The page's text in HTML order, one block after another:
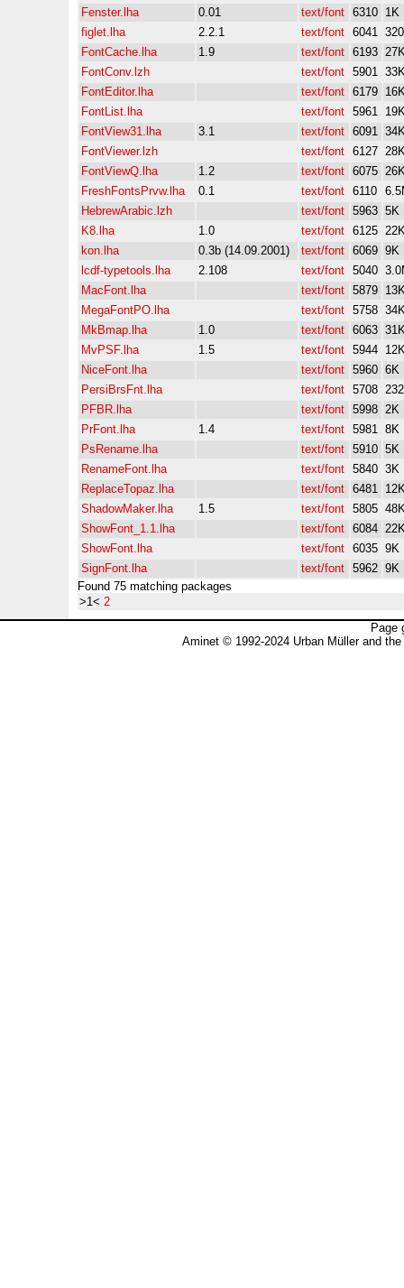
Fenster.lha
0.01 text/font 6310 1K
figlet.lha
2.2.1 text/font 6041
FontCache.lha
1.9 text/font 6193
FontConv.lzh
text/font 5901
FontEditor.lha
text/font 6179
FontList.lha
text/font 5961
FontView31.lha
3.1 text/font 6091
FontViewer.lzh
text/font 6127
FontViewQ.lha
1.2 text/font 6075
FreshFontsPrvw.lha
0.1 text/font 6110
HebrewArabic.lzh
text/font 5963 5K
K8.lha
1.0 text/font 6125
kon.lha
0.3b (14.09.2001) text/font 6069 9K
lcdf-typetools.lha
2.108 text/font 5040
MacFont.lha
text/font 5879
MegaFontPO.lha
text/font 5758
MkBmap.lha
1.0 text/font 6063
MvPSF.lha
1.5 text/font 5944
NiceFont.lha
text/font 5960 6K
PersiBrsFnt.lha
text/font 5708
PFBR.lha
text/font 5998 2K
PrFont.lha
1.4 text/font 5981 8K
PsRename.lha
text/font 5910 5K
RenameFont.lha
text/font 5840 3K
ReplaceTopaz.lha
text/font 6481
ShadowMaker.lha
1.5 text/font 5805
ShowFont_1.1.lha
text/font 6084
ShowFont.lha
text/font 6035 9K
SignFont.lha
text/font 5962 9K
Found 75 matching packages
>1< 2
Page
Aminet © 1992-2024 Urban Müller and the